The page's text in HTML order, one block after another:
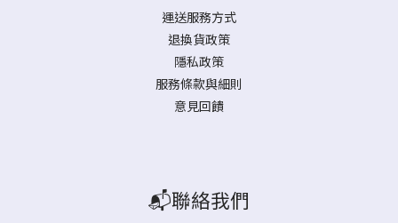
運送服務方式
退換貨政策
隱私政策
服務條款與細則
意見回饋
📬聯絡我們